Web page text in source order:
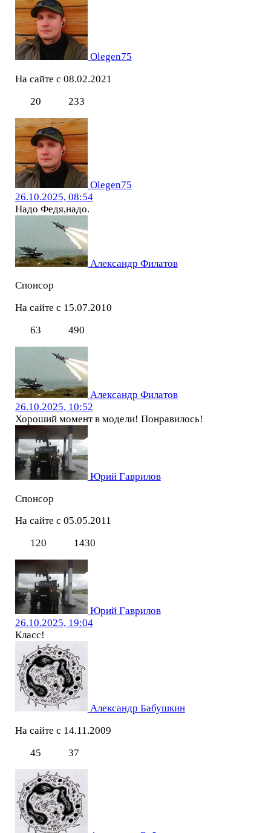
Olegen75
На сайте с 08.02.2021
20
233
Olegen75
26.10.2025, 08:54
Надо Федя,надо.
Александр Филатов
Спонсор
На сайте с 15.07.2010
63
490
Александр Филатов
26.10.2025, 10:52
Хороший момент в модели! Понравилось!
Юрий Гаврилов
Спонсор
На сайте с 05.05.2011
120
1430
Юрий Гаврилов
26.10.2025, 19:04
Класс!
Александр Бабушкин
На сайте с 14.11.2009
45
37